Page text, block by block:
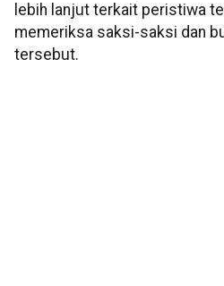
lebih lanjut terkait peristiwa
memeriksa saksi-saksi dan
tersebut.